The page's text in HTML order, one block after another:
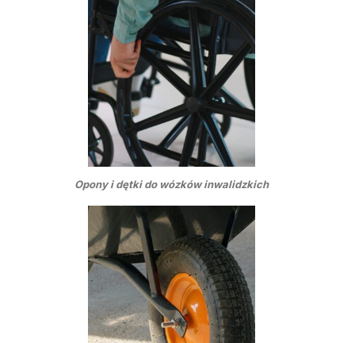
Opony i dętki do wózków inwalidzkich